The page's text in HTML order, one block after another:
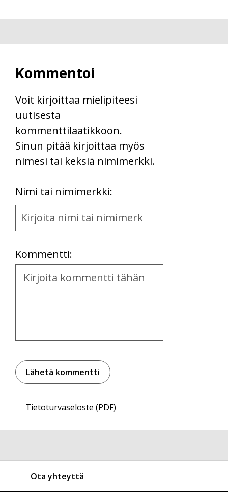
Kommentoi
Voit kirjoittaa mielipiteesi
uutisesta
kommenttilaatikkoon.
Sinun pitää kirjoittaa myös
nimesi tai keksiä nimimerkki.
Nimi tai nimimerkki:
Name
and
Kommentti:
Kommentti
Tietoturvaseloste (PDF)
Ota yhteyttä